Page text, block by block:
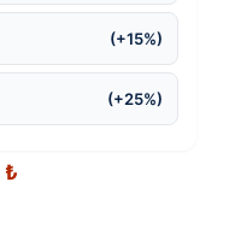
(+15%)
(+25%)
₺